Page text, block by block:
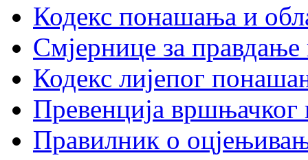
Кодекс понашања и
Смјернице за правдање
Кодекс лијепог
Превенција вршњачког
Правилник о